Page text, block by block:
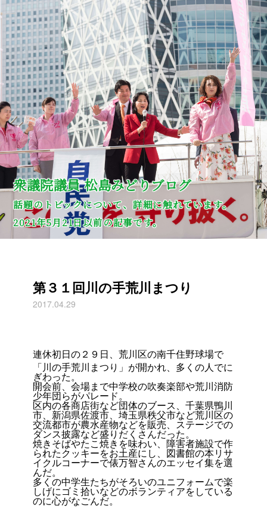
衆議院議員 松島みどりブログ
話題のトピックについて、詳細に触れています。
2021年5月21日以前の記事です。
第３１回川の手荒川まつり
2017.04.29
連休初日の２９日、荒川区の南千住野球場で
「川の手荒川まつり」が開かれ、多くの人でに
ぎわった。
開会前、会場まで中学校の吹奏楽部や荒川消防
少年団らがパレード。
区内の各商店街など団体のブース、千葉県鴨川
市、新潟県佐渡市、埼玉県秩父市など荒川区の
交流都市が農水産物などを販売、ステージでの
ダンス披露など盛りだくさんだった。
焼きそばやたこ焼きを味わい、障害者施設で作
られたクッキーをお土産にし、図書館の本リサ
イクルコーナーで俵万智さんのエッセイ集を選
んだ。
多くの中学生たちがそろいのユニフォームで楽
しげにゴミ拾いなどのボランティアをしている
のに心がなごんだ。